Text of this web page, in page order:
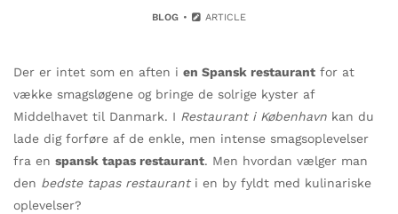
BLOG ARTICLE
Der er intet som en aften i en Spansk restaurant for at
vække smagsløgene og bringe de solrige kyster af
Middelhavet til Danmark. I Restaurant i København kan du
lade dig forføre af de enkle, men intense smagsoplevelser
fra en spansk tapas restaurant. Men hvordan vælger man
den bedste tapas restauranti en by fyldt med kulinariske
oplevelser?